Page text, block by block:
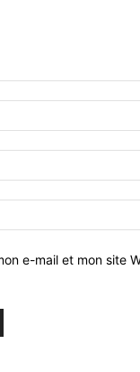
e-mail et mon site